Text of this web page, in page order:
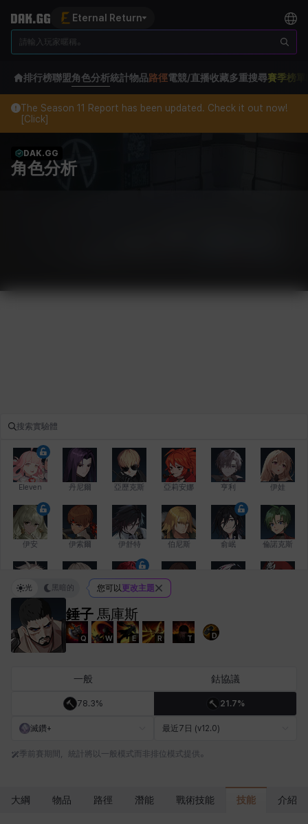
Eternal Return
排行榜聯盟角色分析統計物品路徑電競/直播收藏多重搜尋賽季榜單
The Season 11 Report has been updated. Check it out now!
[Click]
DAK.GG
角色分析
Eleven 丹尼爾 亞歷克斯 亞莉安娜 亨利 伊娃
伊安 伊索爾 伊舒特 伯尼斯 俞岷 倫諾克斯
傑琪 克雷弗
娜汀 尤斯蒂娜 布萊爾
錘子 馬庫斯
Q W E R T D
光 黑暗的 您可以更改主題
一般 鈷協議
78.3% 21.7%
滅鑽+ 最近7日 (v12.0)
季前賽期間，統計將以一般模式而非排位模式提供。
大綱 物品 路徑 潛能 戰術技能 技能 介紹